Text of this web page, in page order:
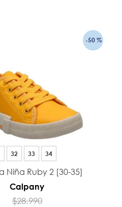
-50 %
32 33 34
Niña Ruby 2 [30-35]
Calpany
$28.990